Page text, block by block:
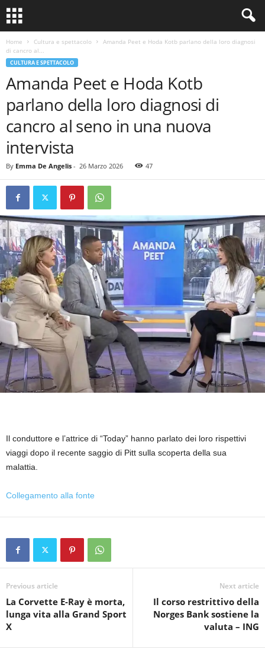
Home Cultura e spettacolo
Amanda Peet e Hoda Kotb parlano della loro diagnosi
di cancro al...
CULTURA E SPETTACOLO
Amanda Peet e Hoda Kotb
parlano della loro diagnosi di
cancro al seno in una nuova
intervista
By Emma De Angelis - 26 Marzo 2026 47
Il conduttore e l’attrice di “Today” hanno parlato dei loro rispettivi
viaggi dopo il recente saggio di Pitt sulla scoperta della sua
malattia.
Collegamento alla fonte
Previous article
La Corvette E-Ray è morta,
lunga vita alla Grand Sport
X
Next article
Il corso restrittivo della
Norges Bank sostiene la
valuta – ING